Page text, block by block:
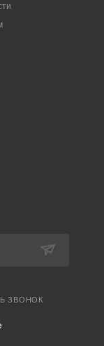
ЗВОНОК